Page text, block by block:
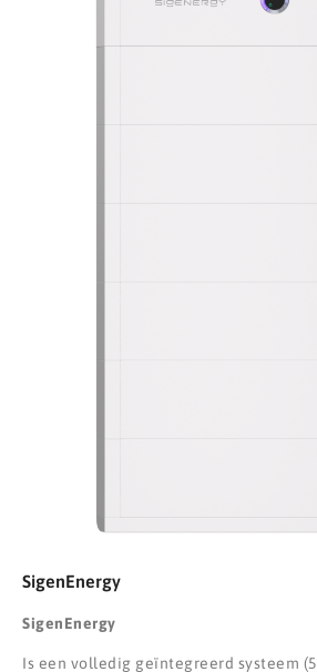
SigenEnergy
SigenEnergy
Is een volledig geïntegreerd systeem (5